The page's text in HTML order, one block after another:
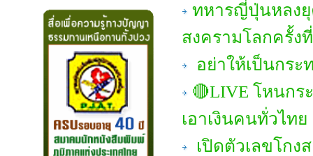
ทหารญี่ปุ่นหลง
สงครามโลกครั้ง
อย่าให้เป็นกระ
🔴LIVE โหนกร
เอาเงินคนทั่วไทย
เปิดตัวเลขโก